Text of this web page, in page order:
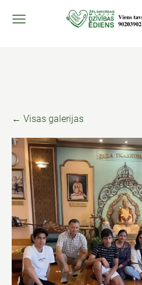
Visas galerijas